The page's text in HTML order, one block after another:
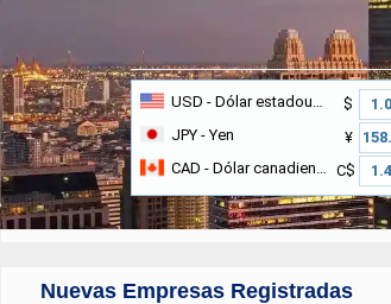
USD - Dólar estadounidense $
JPY - Yen ¥
CAD - Dólar canadiense C$
Nuevas Empresas Registradas